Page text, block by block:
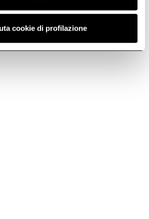
cookie di profilazione